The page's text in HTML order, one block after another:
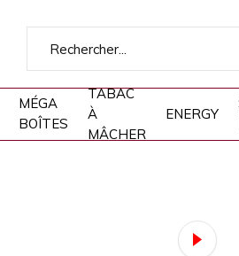
MÉGA
BOÎTES
TABAC
À
MÂCHER
ENERGY